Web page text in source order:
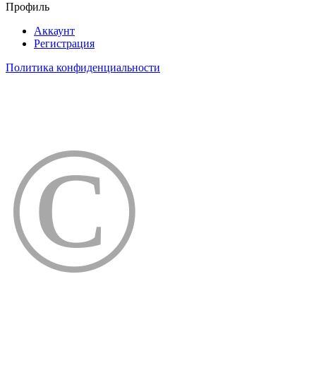
Профиль
Аккаунт
Регистрация
Политика конфиденциальности
©